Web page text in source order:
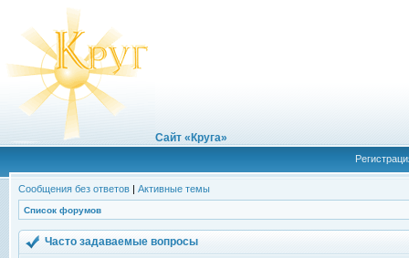
Сайт «Круга»
Сообщения без ответов | Активные темы
Список форумов
Часто задаваемые вопросы